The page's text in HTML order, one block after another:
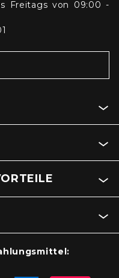
Freitags von 09:00 -